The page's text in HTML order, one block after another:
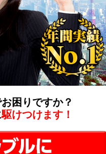
困りですか？
駆けつけます！